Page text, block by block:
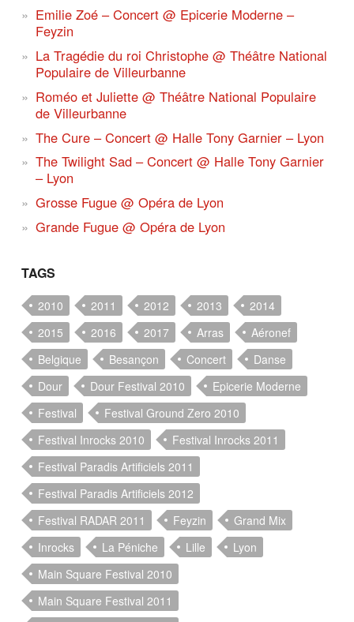
Emilie Zoé – Concert @ Epicerie Moderne –
Feyzin
La Tragédie du roi Christophe @ Théâtre National
Populaire de Villeurbanne
Roméo et Juliette @ Théâtre National Populaire
de Villeurbanne
The Cure – Concert @ Halle Tony Garnier – Lyon
The Twilight Sad – Concert @ Halle Tony Garnier
– Lyon
Grosse Fugue @ Opéra de Lyon
Grande Fugue @ Opéra de Lyon
TAGS
2010 2011 2012 2013
2014
2015
2016 2017 Arras
Aéronef
Belgique
Besançon Concert
Danse
Dour
Dour Festival 2010
Epicerie Moderne
Festival
Festival Ground Zero 2010
Festival Inrocks 2010
Festival Inrocks 2011
Festival Paradis Artificiels 2011
Festival Paradis Artificiels 2012
Festival RADAR 2011
Feyzin
Grand Mix
Inrocks
La Péniche Lille
Lyon
Main Square Festival 2010
Main Square Festival 2011